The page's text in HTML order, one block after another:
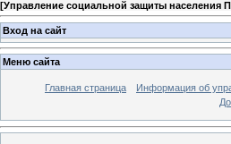
[Управление социальной защиты населения
Вход на сайт
Меню сайта
Главная страница Информация об